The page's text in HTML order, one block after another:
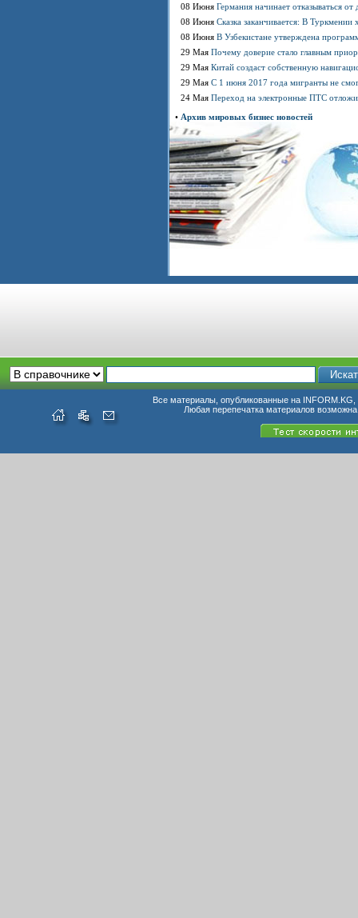
08 Июня Германия начинает отказываться от
08 Июня Сказка заканчивается: В Туркмении
08 Июня В Узбекистане утверждена
29 Мая Почему доверие стало главным
29 Мая Китай создаст собственную
29 Мая С 1 июня 2017 года мигранты не
24 Мая Переход на электронные ПТС
• Архив мировых бизнес новостей
Все материалы, опубликованные на INFORM.KG,
Любая перепечатка материалов